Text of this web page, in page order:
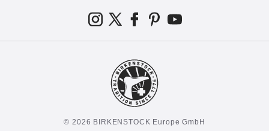
© 2026 BIRKENSTOCK Europe GmbH